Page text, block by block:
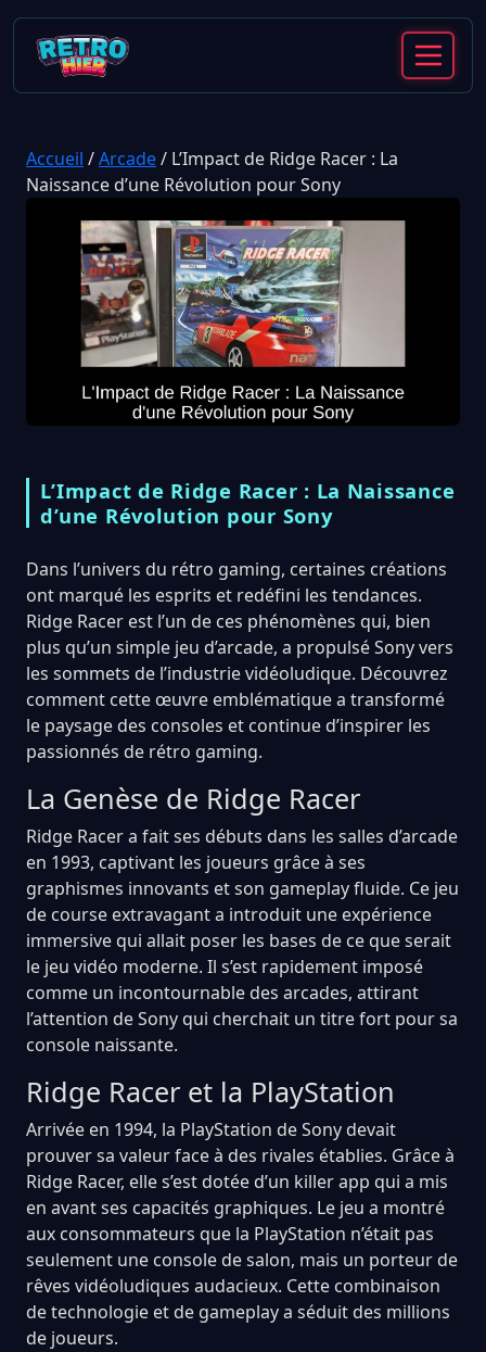
Accueil /Arcade/ L’Impact de Ridge Racer : La
Naissance d’une Révolution pour Sony
L’Impact de Ridge Racer : La Naissance
d’une Révolution pour Sony
Dans l’univers du rétro gaming, certaines créations
ont marqué les esprits et redéfini les tendances.
Ridge Racer est l’un de ces phénomènes qui, bien
plus qu’un simple jeu d’arcade, a propulsé Sony vers
les sommets de l’industrie vidéoludique. Découvrez
comment cette œuvre emblématique a transformé
le paysage des consoles et continue d’inspirer les
passionnés de rétro gaming.
La Genèse de Ridge Racer
Ridge Racer a fait ses débuts dans les salles d’arcade
en 1993, captivant les joueurs grâce à ses
graphismes innovants et son gameplay fluide. Ce jeu
de course extravagant a introduit une expérience
immersive qui allait poser les bases de ce que serait
le jeu vidéo moderne. Il s’est rapidement imposé
comme un incontournable des arcades, attirant
l’attention de Sony qui cherchait un titre fort pour sa
console naissante.
Ridge Racer et la PlayStation
Arrivée en 1994, la PlayStation de Sony devait
prouver sa valeur face à des rivales établies. Grâce à
Ridge Racer, elle s’est dotée d’un killer app qui a mis
en avant ses capacités graphiques. Le jeu a montré
aux consommateurs que la PlayStation n’était pas
seulement une console de salon, mais un porteur de
rêves vidéoludiques audacieux. Cette combinaison
de technologie et de gameplay a séduit des millions
de joueurs.